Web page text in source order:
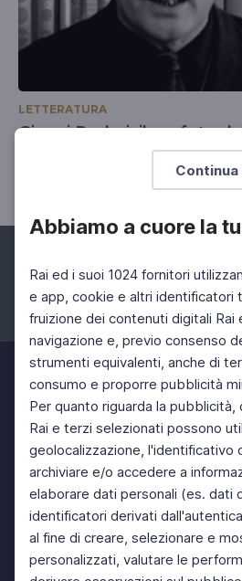
Abbiamo a cuore la
Rai ed i suoi 1024 fornitori
e app, cookie e altri identificatori
fruizione dei contenuti digitali Rai
navigazione e, previo consenso
strumenti equivalenti, anche di
consumo e proporre pubblicità
Per quanto riguarda la
Rai e terzi selezionati possono
geolocalizzazione, l'identificativo
archiviare e/o accedere a
elaborare dati personali (es. dati
identificatori derivati
al fine di creare, selezionare e
personalizzati, valutare le
LETTERATURA
Gianni Rodari, il profeta
Italiani con Paolo Mieli
Facebook Instagram